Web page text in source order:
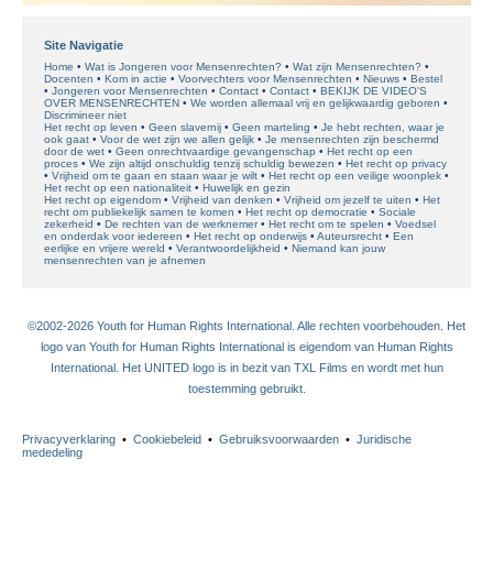
Site Navigatie
Home Wat is Jongeren voor Mensenrechten?
Wat zijn Mensenrechten?
Docenten
Kom in actie Voorvechters voor Mensenrechten Nieuws
Bestel
Jongeren voor Mensenrechten
Contact Contact
BEKIJK DE VIDEO'S
OVER MENSENRECHTEN
We worden allemaal vrij en gelijkwaardig geboren
Discrimineer niet
Het recht op leven
Geen slavernij Geen marteling
Je hebt rechten, waar je
ook gaat
Voor de wet zijn we allen gelijk
Je mensenrechten zijn beschermd
door de wet
Geen onrechtvaardige gevangenschap
Het recht op een
proces
We zijn altijd onschuldig tenzij schuldig bewezen
Het recht op privacy
Vrijheid om te gaan en staan waar je wilt
Het recht op een veilige woonplek
Het recht op een nationaliteit
Huwelijk en gezin
Het recht op eigendom
Vrijheid van denken Vrijheid om jezelf te uiten
Het
recht om publiekelijk samen te komen
Het recht op democratie
Sociale
zekerheid
De rechten van de werknemer Het recht om te spelen
Voedsel
en onderdak voor iedereen
Het recht op onderwijs Auteursrecht
Een
eerlijke en vrijere wereld
Verantwoordelijkheid
Niemand kan jouw
mensenrechten van je afnemen
©2002-2026 Youth for Human Rights International. Alle rechten voorbehouden. Het
logo van Youth for Human Rights International is eigendom van Human Rights
International. Het UNITED logo is in bezit van TXL Films en wordt met hun
toestemming gebruikt.
Privacyverklaring • Cookiebeleid • Gebruiksvoorwaarden • Juridische
mededeling